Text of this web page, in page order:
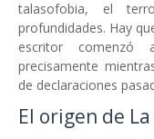
talasofobia, el
profundidades. Hay
escritor
precisamente
de declaraciones
El origen de